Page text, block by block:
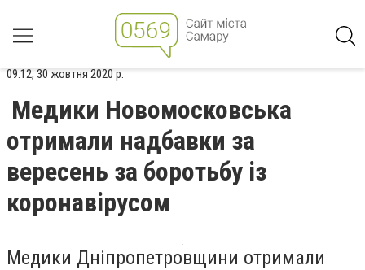
09:12, 30 жовтня 2020 р.
Медики Новомосковська
отримали надбавки за
вересень за боротьбу із
коронавірусом
Медики Дніпропетровщини отримали